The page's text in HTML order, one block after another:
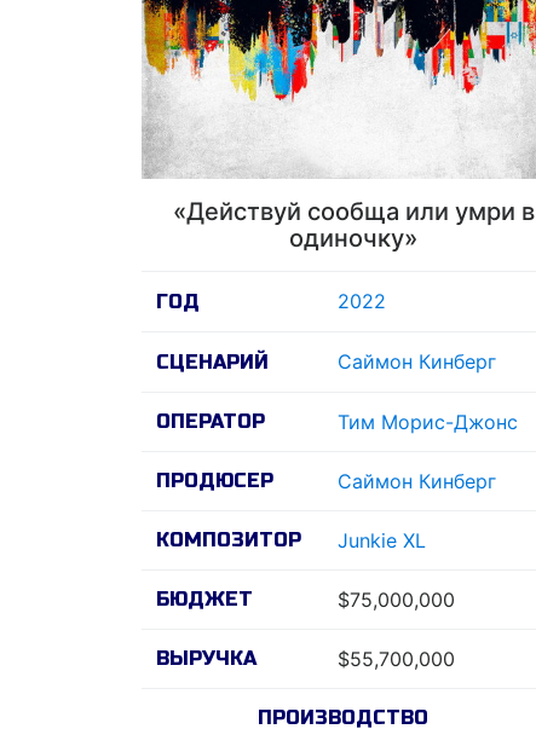
«Действуй сообща или умри в
одиночку»
ГОД 2022
СЦЕНАРИЙ Саймон Кинберг
ОПЕРАТОР Тим Морис-Джонс
ПРОДЮСЕР Саймон Кинберг
КОМПОЗИТОР Junkie XL
БЮДЖЕТ $75,000,000
ВЫРУЧКА $55,700,000
ПРОИЗВОДСТВО